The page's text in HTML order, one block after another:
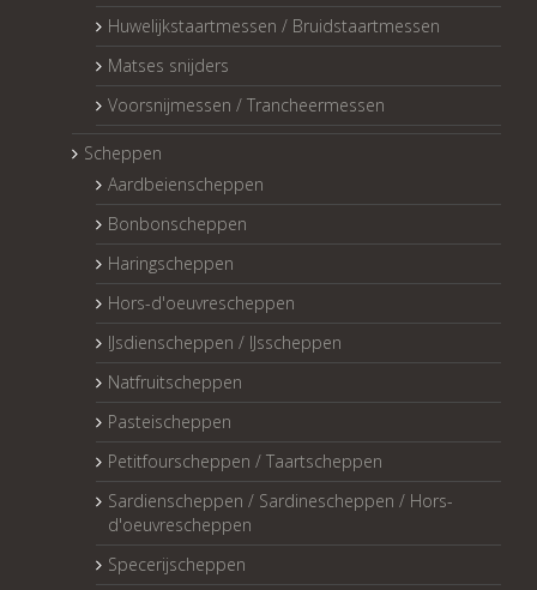
Huwelijkstaartmessen / Bruidstaartmessen
Matses snijders
Voorsnijmessen / Trancheermessen
Scheppen
Aardbeienscheppen
Bonbonscheppen
Haringscheppen
Hors-d'oeuvrescheppen
IJsdienscheppen / IJsscheppen
Natfruitscheppen
Pasteischeppen
Petitfourscheppen / Taartscheppen
Sardienscheppen / Sardinescheppen / Hors-
d'oeuvrescheppen
Specerijscheppen